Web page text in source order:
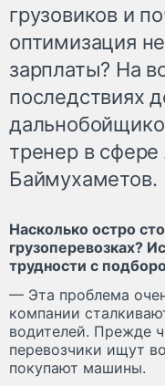
грузовиков и
оптимизация
зарплаты? На
последствиях
тренер в
Баймухаметов.
Насколько остро
грузоперевозках?
трудности с
— Эта проблема
компании
водителей. Прежде
перевозчики ищут
покупают машины.